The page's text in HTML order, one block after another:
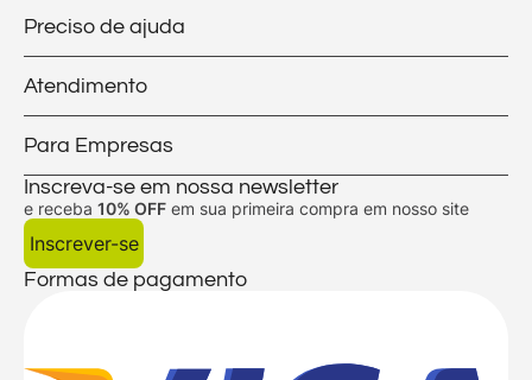
Preciso de ajuda
Atendimento
Para Empresas
Inscreva-se em nossa newsletter
e receba 10% OFF em sua primeira compra em nosso site
Inscrever-se
Formas de pagamento